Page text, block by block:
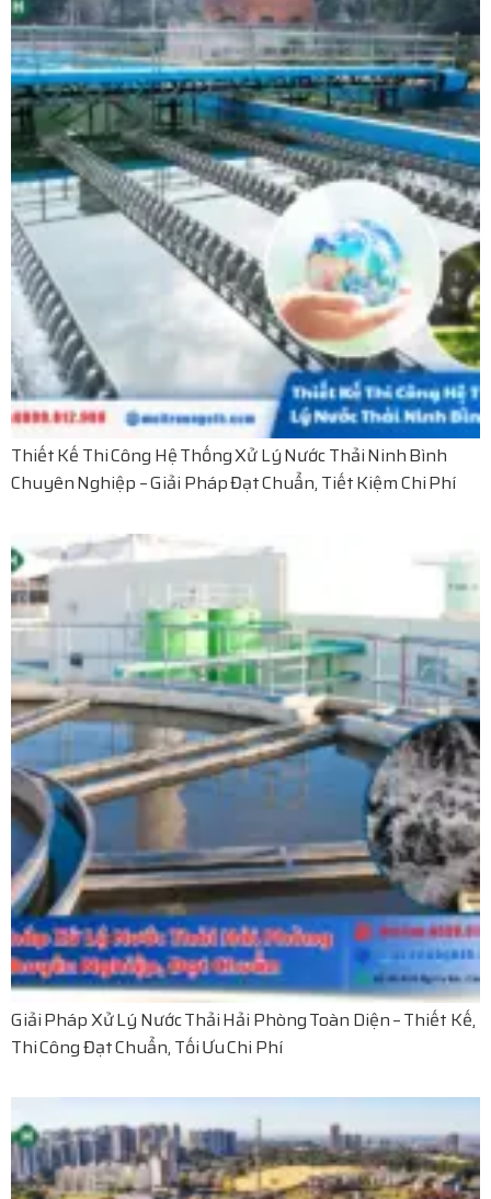
Thiết Kế Thi Công Hệ Thống Xử Lý Nước Thải Ninh Bình
Chuyên Nghiệp – Giải Pháp Đạt Chuẩn, Tiết Kiệm Chi Phí
Giải Pháp Xử Lý Nước Thải Hải Phòng Toàn Diện – Thiết Kế,
Thi Công Đạt Chuẩn, Tối Ưu Chi Phí